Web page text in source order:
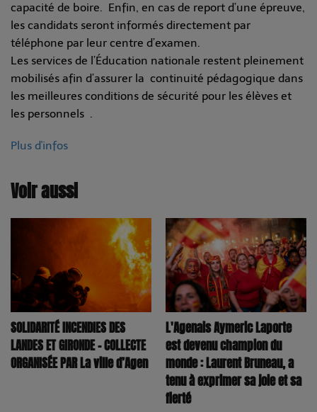
capacité de boire. Enfin, en cas de report d’une épreuve,
les candidats seront informés directement par
téléphone par leur centre d’examen.
Les services de l’Éducation nationale restent pleinement
mobilisés afin d’assurer la continuité pédagogique dans
les meilleures conditions de sécurité pour les élèves et
les personnels .
Plus d'infos
Voir aussi
SOLIDARITÉ INCENDIES DES
LANDES ET GIRONDE – COLLECTE
ORGANISÉE PAR La ville d’Agen
L'Agenais Aymeric Laporte
est devenu champion du
monde : Laurent Bruneau, a
tenu à exprimer sa joie et sa
fierté